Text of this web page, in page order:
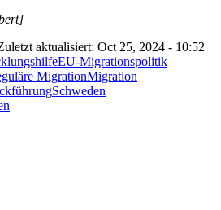
aktualisiert: Oct 25, 2024 - 10:52
EU-Migrationspolitik
MigrationMigration
Schweden